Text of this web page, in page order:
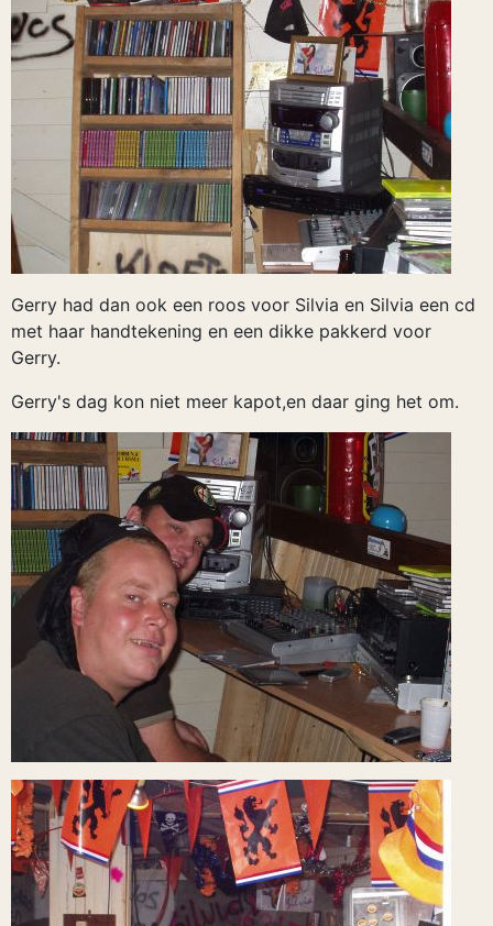
Gerry had dan ook een roos voor Silvia en Silvia een cd
met haar handtekening en een dikke pakkerd voor
Gerry.
Gerry's dag kon niet meer kapot,en daar ging het om.